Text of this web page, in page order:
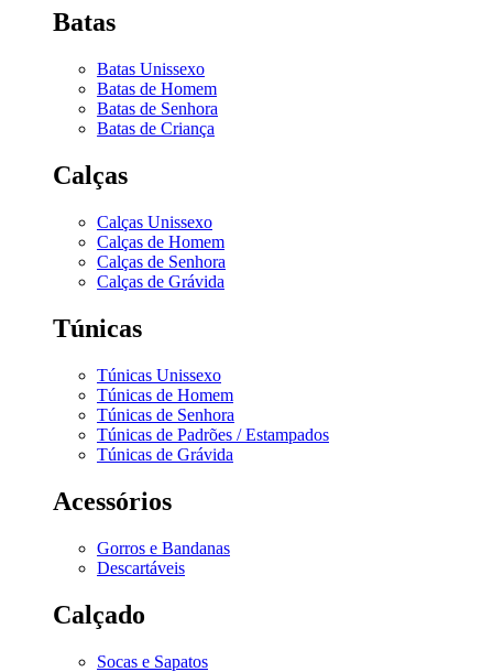
Batas
Batas Unissexo
Batas de Homem
Batas de Senhora
Batas de Criança
Calças
Calças Unissexo
Calças de Homem
Calças de Senhora
Calças de Grávida
Túnicas
Túnicas Unissexo
Túnicas de Homem
Túnicas de Senhora
Túnicas de Padrões / Estampados
Túnicas de Grávida
Acessórios
Gorros e Bandanas
Descartáveis
Calçado
Socas e Sapatos